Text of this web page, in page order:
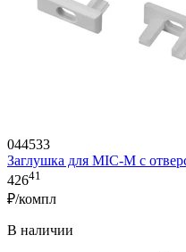
044533
Заглушка для MIC-M с
42641
₽/компл
В наличии